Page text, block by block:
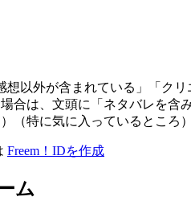
以外が含まれている」「ク
合は、文頭に「ネタバレを含
（特に気に入っているところ
Freem！IDを作成
ム